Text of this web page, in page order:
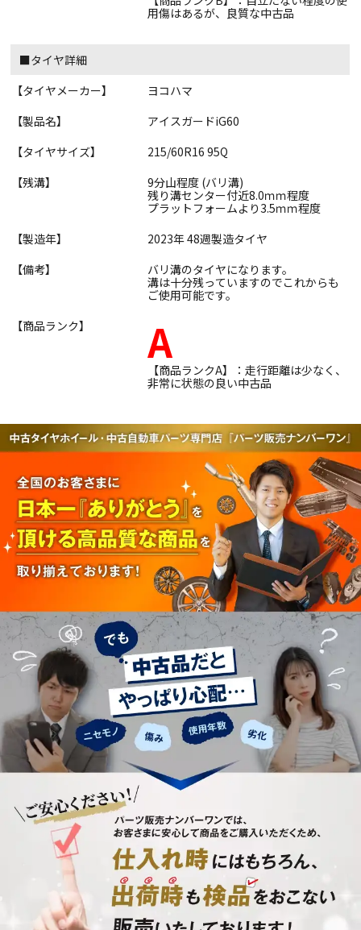
用傷はあるが、良質な中古品
■タイヤ詳細
【タイヤメーカー】
ヨコハマ
【製品名】
アイスガードiG60
【タイヤサイズ】
215/60R16 95Q
【残溝】
9分山程度 (バリ溝)
残り溝センター付近8.0ｍｍ程度
プラットフォームより3.5ｍｍ程度
【製造年】
2023年 48週製造タイヤ
【備考】
バリ溝のタイヤになります。
溝は十分残っていますのでこれからも
ご使用可能です。
【商品ランク】
A
【商品ランクA】：走行距離は少なく、
非常に状態の良い中古品